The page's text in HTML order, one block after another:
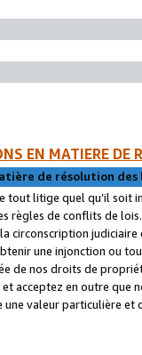
EN MATIERE DE
de résolution
tout litige quel qu’il soit
règles de conflits de
circonscription
une injonction ou
de nos droits de
acceptez en outre que
une valeur particulière